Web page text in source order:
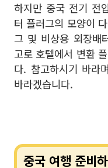
하지만 중국 전기 전
터 플러그의 모양이
그 및 비상용 외장배
고로 호텔에서 변환
다. 참고하시기 바라
바라겠습니다.
중국 여행 준비